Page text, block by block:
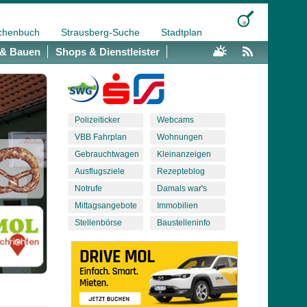
Strausberg-Suche Stadtplan
Bauen Shops & Dienstleister
Polizeiticker
VBB Fahrplan
Gebrauchtwagen
Ausflugsziele
Notrufe
Mittagsangebote
Stellenbörse
Webcams
Wohnungen
Kleinanzeigen
Rezepteblog
Damals war's
Immobilien
Baustelleninfo